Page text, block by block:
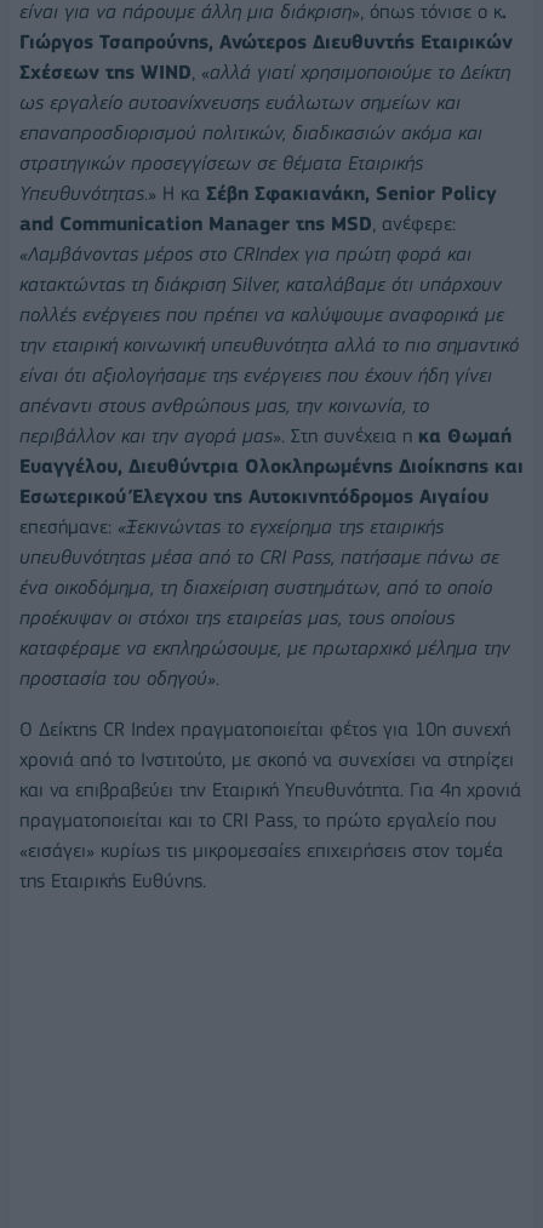
είναι για να πάρουμε άλλη μια διάκριση», όπως τόνισε ο κ.
Γιώργος Τσαπρούνης, Ανώτερος Διευθυντής Εταιρικών
Σχέσεων της WIND, «αλλά γιατί χρησιμοποιούμε το Δείκτη
ως εργαλείο αυτοανίχνευσης ευάλωτων σημείων και
επαναπροσδιορισμού πολιτικών, διαδικασιών ακόμα και
στρατηγικών προσεγγίσεων σε θέματα Εταιρικής
Υπευθυνότητας.» Η κα Σέβη Σφακιανάκη, Senior Policy
and Communication Manager της MSD, ανέφερε:
«Λαμβάνοντας μέρος στο CRIndexγια πρώτη φορά και
κατακτώντας τη διάκριση Silver, καταλάβαμε ότι υπάρχουν
πολλές ενέργειες που πρέπει να καλύψουμε αναφορικά με
την εταιρική κοινωνική υπευθυνότητα αλλά το πιο σημαντικό
είναι ότι αξιολογήσαμε της ενέργειες που έχουν ήδη γίνει
απέναντι στους ανθρώπους μας, την κοινωνία, το
περιβάλλον και την αγορά μας». Στη συνέχεια η κα Θωμαή
Ευαγγέλου, Διευθύντρια Ολοκληρωμένης Διοίκησης και
Εσωτερικού Έλεγχου της Αυτοκινητόδρομος Αιγαίου
επεσήμανε: «Ξεκινώντας το εγχείρημα της εταιρικής
υπευθυνότητας μέσα από το CRI Pass, πατήσαμε πάνω σε
ένα οικοδόμημα, τη διαχείριση συστημάτων, από τo οποίo
προέκυψαν οι στόχοι της εταιρείας μας, τους οποίους
καταφέραμε να εκπληρώσουμε, με πρωταρχικό μέλημα την
προστασία του οδηγού».
Ο Δείκτης CR Index πραγματοποιείται φέτος για 10η συνεχή
χρονιά από το Ινστιτούτο, με σκοπό να συνεχίσει να στηρίζει
και να επιβραβεύει την Εταιρική Υπευθυνότητα. Για 4η χρονιά
πραγματοποιείται και το CRI Pass, το πρώτο εργαλείο που
«εισάγει» κυρίως τις μικρομεσαίες επιχειρήσεις στον τομέα
της Εταιρικής Ευθύνης.